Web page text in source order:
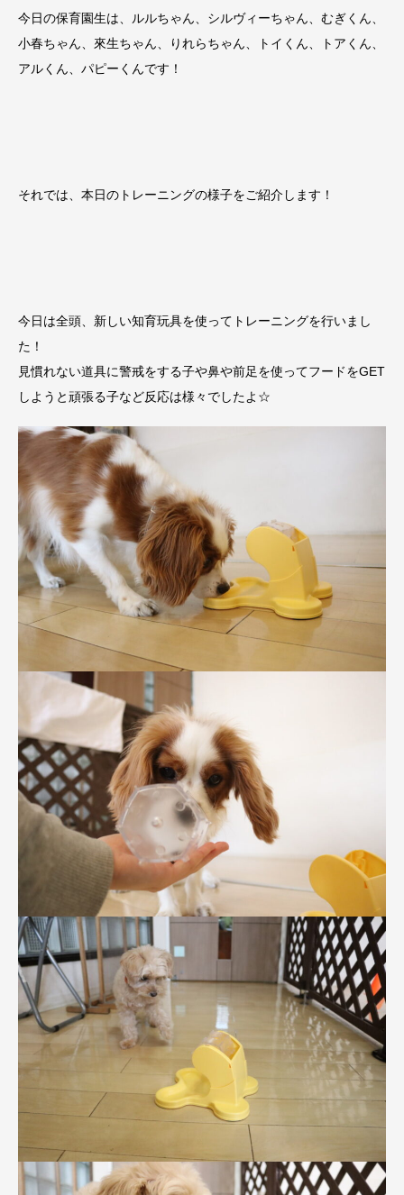
今日の保育園生は、ルルちゃん、シルヴィーちゃん、むぎくん、
小春ちゃん、來生ちゃん、りれらちゃん、トイくん、トアくん、
アルくん、パピーくんです！
それでは、本日のトレーニングの様子をご紹介します！
今日は全頭、新しい知育玩具を使ってトレーニングを行いまし
た！
見慣れない道具に警戒をする子や鼻や前足を使ってフードをGET
しようと頑張る子など反応は様々でしたよ☆